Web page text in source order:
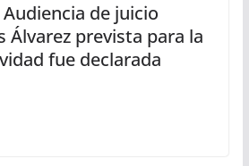
de juicio
Álvarez prevista para la
fue declarada